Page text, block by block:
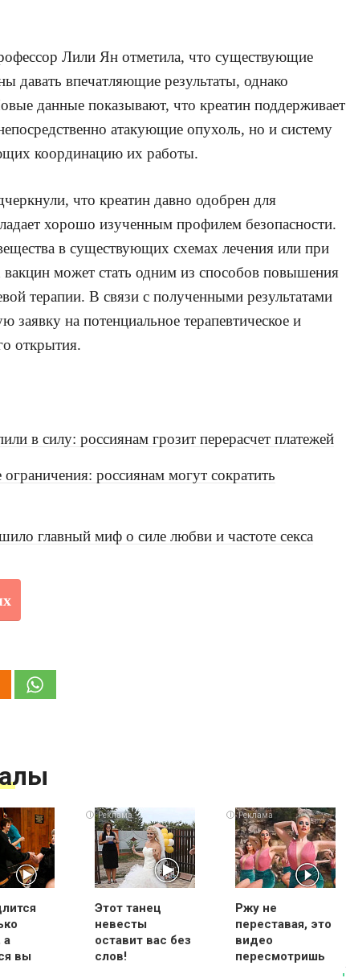
Лили Ян отметила, что существующие
давать впечатляющие результаты, однако
данные показывают, что креатин поддерживает
атакующие опухоль, но и систему
координацию их работы.
что креатин давно одобрен для
хорошо изученным профилем безопасности.
в существующих схемах лечения или при
может стать одним из способов повышения
терапии. В связи с полученными результатами
заявку на потенциальное терапевтическое и
открытия.
в силу: россиянам грозит перерасчет платежей
россиянам могут сократить
главный миф о силе любви и частоте секса
i
а
вы
i
Этот танец
невесты
оставит вас без
слов!
Ржу не
переставая, это
видео
пересмотришь